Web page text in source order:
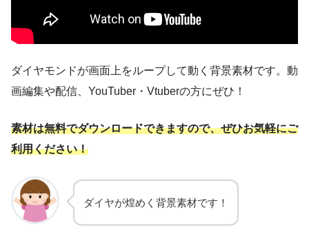
ダイヤモンドが画面上をループして動く背景素材です。動
画編集や配信、YouTuber・Vtuberの方にぜひ！
素材は無料でダウンロードできますので、ぜひお気軽にご
利用ください！
ダイヤが煌めく背景素材です！